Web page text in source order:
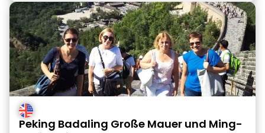
Peking Badaling Große Mauer und Ming-